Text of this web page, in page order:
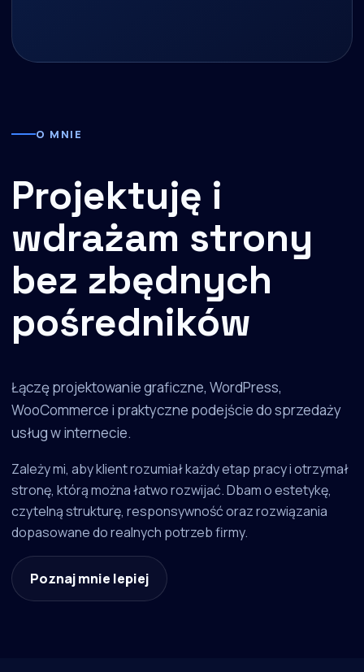
O MNIE
Projektuję i
wdrażam strony
bez zbędnych
pośredników
Łączę projektowanie graficzne, WordPress,
WooCommerce i praktyczne podejście do sprzedaży
usług w internecie.
Zależy mi, aby klient rozumiał każdy etap pracy i otrzymał
stronę, którą można łatwo rozwijać. Dbam o estetykę,
czytelną strukturę, responsywność oraz rozwiązania
dopasowane do realnych potrzeb firmy.
Poznaj mnie lepiej